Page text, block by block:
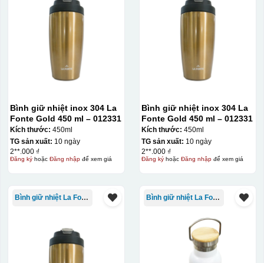
Bình giữ nhiệt inox 304 La
Fonte Gold 450 ml – 012331
Kích thước: 450ml
TG sản xuất: 10 ngày
2**.000 ₫
Đăng kýhoặc Đăng nhậpđể xem giá
Bình giữ nhiệt inox 304 La
Fonte Gold 450 ml – 012331
Kích thước: 450ml
TG sản xuất: 10 ngày
2**.000 ₫
Đăng kýhoặc Đăng nhậpđể xem giá
Bình giữ nhiệt La Fonte Bình giữ nhiệt La Fonte